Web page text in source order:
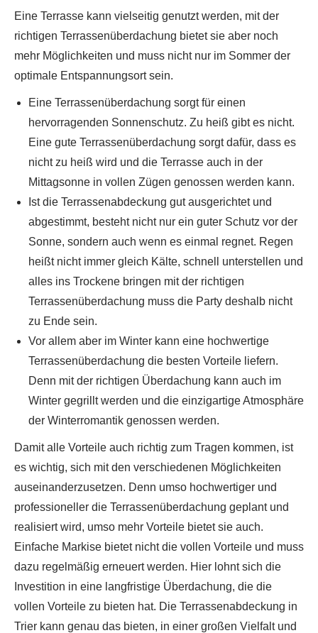
Eine Terrasse kann vielseitig genutzt werden, mit der
richtigen Terrassenüberdachung bietet sie aber noch
mehr Möglichkeiten und muss nicht nur im Sommer der
optimale Entspannungsort sein.
Eine Terrassenüberdachung sorgt für einen
hervorragenden Sonnenschutz. Zu heiß gibt es nicht.
Eine gute Terrassenüberdachung sorgt dafür, dass es
nicht zu heiß wird und die Terrasse auch in der
Mittagsonne in vollen Zügen genossen werden kann.
Ist die Terrassenabdeckung gut ausgerichtet und
abgestimmt, besteht nicht nur ein guter Schutz vor der
Sonne, sondern auch wenn es einmal regnet. Regen
heißt nicht immer gleich Kälte, schnell unterstellen und
alles ins Trockene bringen mit der richtigen
Terrassenüberdachung muss die Party deshalb nicht
zu Ende sein.
Vor allem aber im Winter kann eine hochwertige
Terrassenüberdachung die besten Vorteile liefern.
Denn mit der richtigen Überdachung kann auch im
Winter gegrillt werden und die einzigartige Atmosphäre
der Winterromantik genossen werden.
Damit alle Vorteile auch richtig zum Tragen kommen, ist
es wichtig, sich mit den verschiedenen Möglichkeiten
auseinanderzusetzen. Denn umso hochwertiger und
professioneller die Terrassenüberdachung geplant und
realisiert wird, umso mehr Vorteile bietet sie auch.
Einfache Markise bietet nicht die vollen Vorteile und muss
dazu regelmäßig erneuert werden. Hier lohnt sich die
Investition in eine langfristige Überdachung, die die
vollen Vorteile zu bieten hat. Die Terrassenabdeckung in
Trier kann genau das bieten, in einer großen Vielfalt und